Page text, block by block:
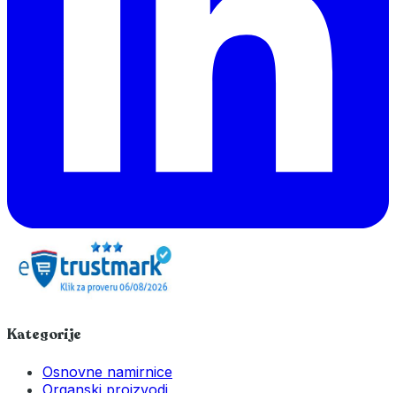
Kategorije
Osnovne namirnice